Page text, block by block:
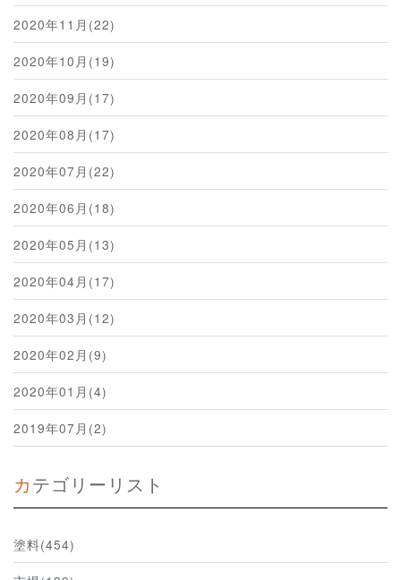
2020年11月(22)
2020年10月(19)
2020年09月(17)
2020年08月(17)
2020年07月(22)
2020年06月(18)
2020年05月(13)
2020年04月(17)
2020年03月(12)
2020年02月(9)
2020年01月(4)
2019年07月(2)
カテゴリーリスト
塗料(454)